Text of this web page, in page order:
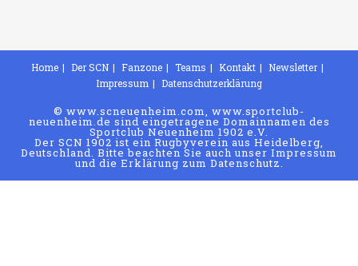
Home Der SCN Fanzone Teams Kontakt
Newsletter
Impressum
Datenschutzerklärung
© www.scneuenheim.com, www.sportclub-
neuenheim.de sind eingetragene Domainnamen des
Sportclub Neuenheim 1902 e.V.
Der SCN 1902 ist ein Rugbyverein aus Heidelberg,
Deutschland. Bitte beachten Sie auch unser Impressum
und die Erklärung zum Datenschutz.